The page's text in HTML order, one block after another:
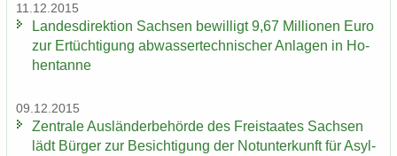
11.12.2015
​
Landesdirektion Sach­sen be­wil­ligt 9,67 Mil­lio­nen Euro
zur Er­tüch­ti­gung ab­was­ser­tech­ni­scher An­la­gen in Ho­
hen­tan­ne
09.12.2015
Zen­tra­le Aus­län­der­be­hör­de des Frei­staa­tes Sach­sen
lädt Bür­ger zur Be­sich­ti­gung der Not­un­ter­kunft für Asyl­